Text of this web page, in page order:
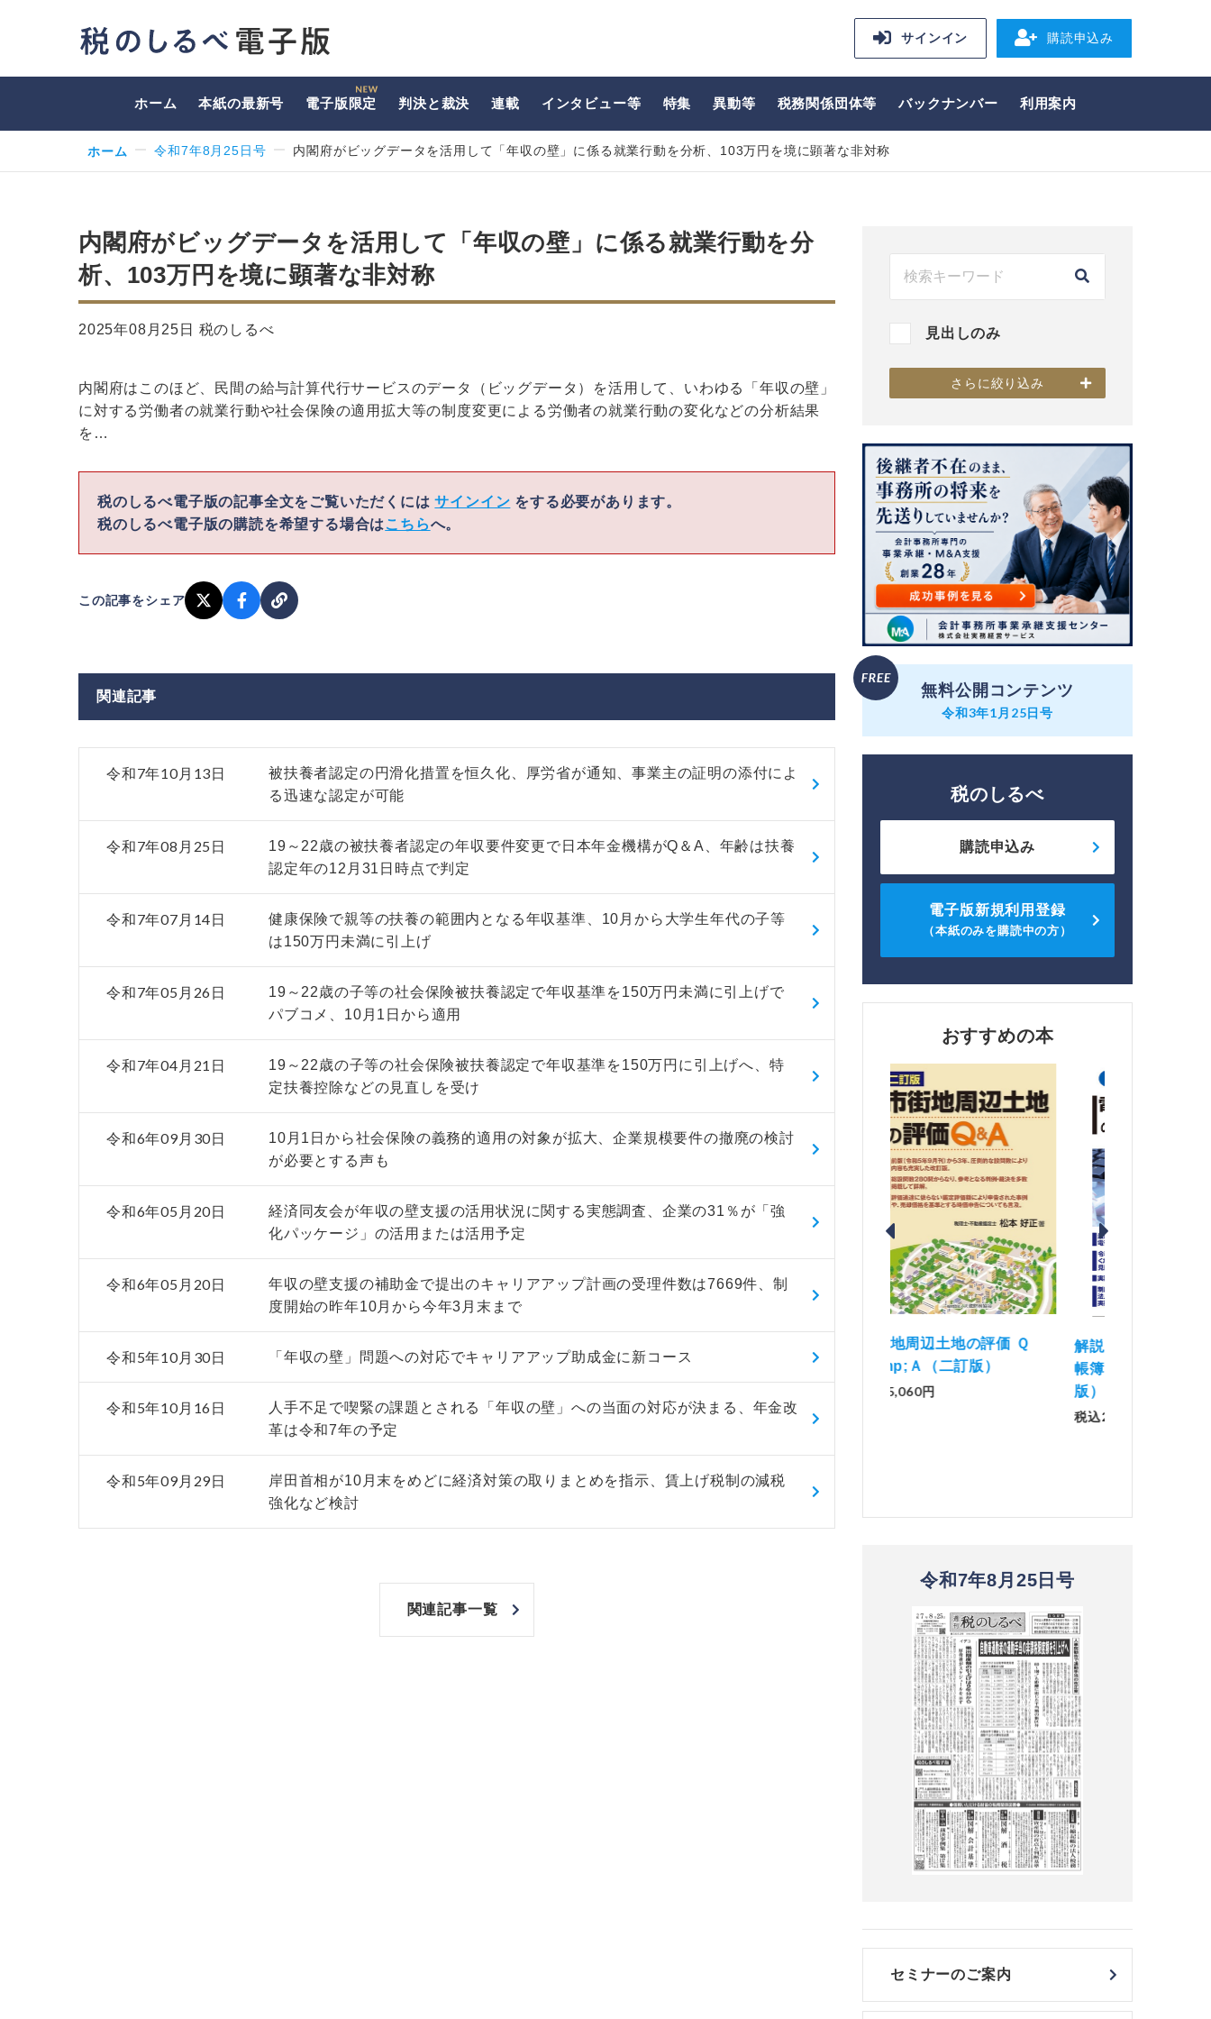
サインイン 購読申込み
ホーム 本紙の最新号 電子版限定 判決と裁決 連載 インタビュー等 特集 異動等 税務関係団体等 バックナンバー 利用案内
ホーム 令和7年8月25日号 内閣府がビッグデータを活用して「年収の壁」に係る就業行動を分析、103万円を境に顕著な非対称
内閣府がビッグデータを活用して「年収の壁」に係る就業行動を分
析、103万円を境に顕著な非対称
2025年08月25日 税のしるべ
内閣府はこのほど、民間の給与計算代行サービスのデータ（ビッグデータ）を活用して、いわゆる「年収の壁」
に対する労働者の就業行動や社会保険の適用拡大等の制度変更による労働者の就業行動の変化などの分析結果
を…
税のしるべ電子版の記事全文をご覧いただくにはサインイン をする必要があります。
税のしるべ電子版の購読を希望する場合は こちらへ。
この記事をシェア
関連記事
令和7年10月13日
被扶養者認定の円滑化措置を恒久化、厚労省が通知、事業主の証明の添付によ
る迅速な認定が可能
令和7年08月25日
19～22歳の被扶養者認定の年収要件変更で日本年金機構がQ＆A、年齢は扶養
認定年の12月31日時点で判定
令和7年07月14日
健康保険で親等の扶養の範囲内となる年収基準、10月から大学生年代の子等
は150万円未満に引上げ
令和7年05月26日
19～22歳の子等の社会保険被扶養認定で年収基準を150万円未満に引上げで
パブコメ、10月1日から適用
令和7年04月21日
19～22歳の子等の社会保険被扶養認定で年収基準を150万円に引上げへ、特
定扶養控除などの見直しを受け
令和6年09月30日
10月1日から社会保険の義務的適用の対象が拡大、企業規模要件の撤廃の検討
が必要とする声も
令和6年05月20日
経済同友会が年収の壁支援の活用状況に関する実態調査、企業の31％が「強
化パッケージ」の活用または活用予定
令和6年05月20日
年収の壁支援の補助金で提出のキャリアアップ計画の受理件数は7669件、制
度開始の昨年10月から今年3月末まで
令和5年10月30日 「年収の壁」問題への対応でキャリアアップ助成金に新コース
令和5年10月16日
人手不足で喫緊の課題とされる「年収の壁」への当面の対応が決まる、年金改
革は令和7年の予定
令和5年09月29日
岸田首相が10月末をめどに経済対策の取りまとめを指示、賃上げ税制の減税
強化など検討
関連記事一覧
見出しのみ
さらに絞り込み
無料公開コンテンツ
令和3年1月25日号
税のしるべ
購読申込み
電子版新規利用登録
（本紙のみを購読中の方）
おすすめの本
例（令和8年版）
&amp;Ａ（二訂版）
解説とQ&amp;Aでわかる 電子
帳簿等保存制度の実務（改訂
版）
「資産承継」
No.44）
令和7年8月25日号
セミナーのご案内